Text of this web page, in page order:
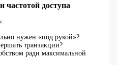
частотой доступа
нужен «под рукой»?
транзакции?
ради максимальной